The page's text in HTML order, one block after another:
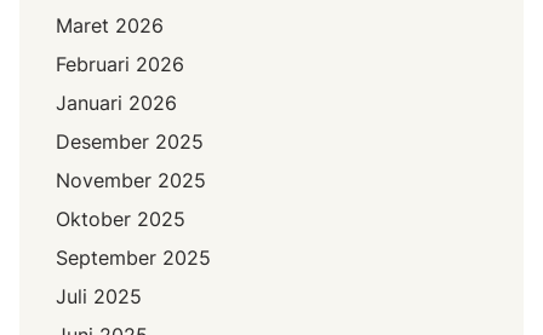
Maret 2026
Februari 2026
Januari 2026
Desember 2025
November 2025
Oktober 2025
September 2025
Juli 2025